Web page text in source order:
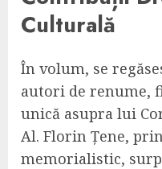
Culturală
În volum, se
autori de renume,
unică asupra lui
Al. Florin Țene,
memorialistic,